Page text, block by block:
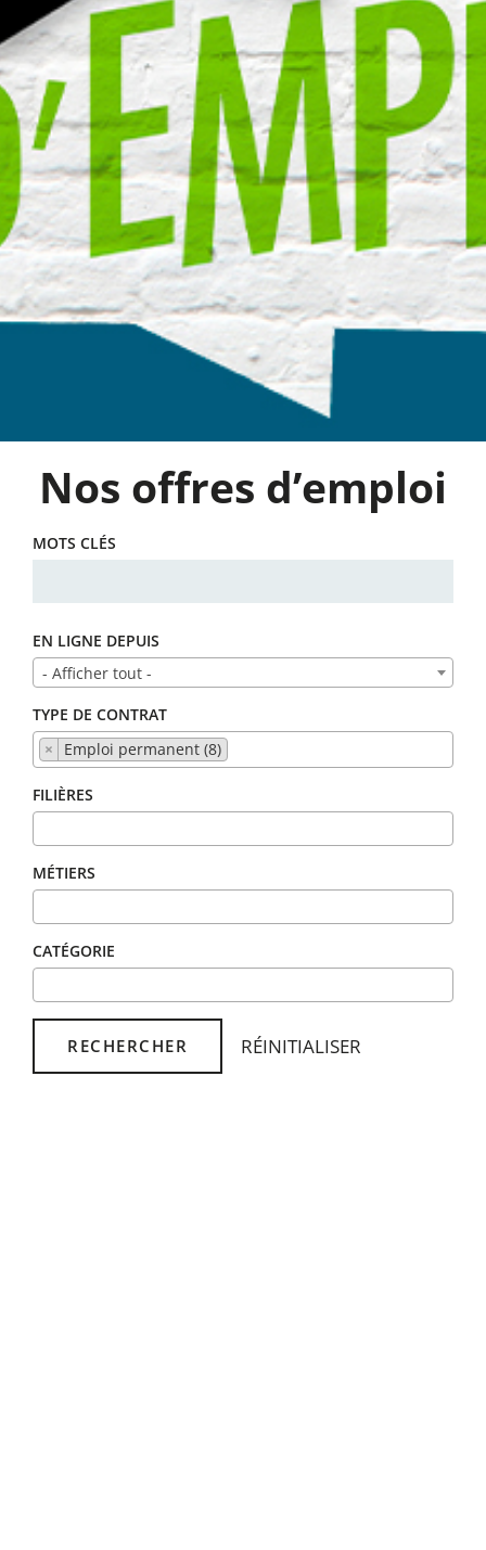
Nos offres d’emploi
MOTS CLÉS
EN LIGNE DEPUIS
- Afficher tout -
TYPE DE CONTRAT
×
Emploi permanent (8)
FILIÈRES
MÉTIERS
CATÉGORIE
RECHERCHER RÉINITIALISER